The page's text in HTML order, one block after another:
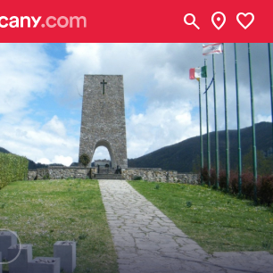
search location_on favorite